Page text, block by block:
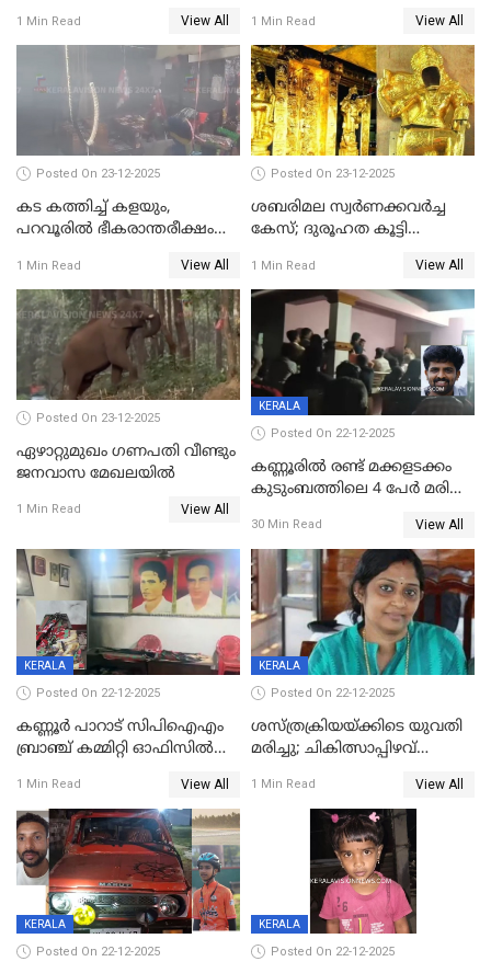
വേണ്ടിയുള്ള
പിടിവലിക്കിടയിൽ
അപ്പൂപ്പനെതിരെ പോക്സോ
കേസ് ഒടുവിൽ 4 ജീവനുകൾ
പൊലിഞ്ഞു
1 Min Read View All
മേയറാകില്ല
1 Min Read View All
Posted On 23-12-2025
കട കത്തിച്ച് കളയും,
പറവൂരില്‍ ഭീകരാന്തരീക്ഷം
1 Min Read View All
Posted On 23-12-2025
ശബരിമല സ്വര്‍ണക്കവര്‍ച്ച
കേസ്; ദുരൂഹത കൂട്ടി
1 Min Read View All
Posted On 23-12-2025
ഏഴാറ്റുമുഖം ഗണപതി വീണ്ടും
ജനവാസ മേഖലയിൽ
1 Min Read View All
KERALA
Posted On 22-12-2025
കണ്ണൂരിൽ രണ്ട് മക്കളടക്കം
കുടുംബത്തിലെ 4 പേർ മരിച്ച
30 Min Read View All
KERALA
Posted On 22-12-2025
കണ്ണൂർ പാറാട് സിപിഐഎം
ബ്രാഞ്ച് കമ്മിറ്റി ഓഫിസിൽ
ചിത്രങ്ങളടക്കം കത്തിയ
നിലയിൽ
1 Min Read View All
KERALA
Posted On 22-12-2025
ശസ്ത്രക്രിയയ്‌ക്കിടെ യുവതി
മരിച്ചു; ചികിത്സാപ്പിഴവ്
സംഭവം മാവേലിക്കരയിൽ
1 Min Read View All
KERALA
Posted On 22-12-2025
KERALA
Posted On 22-12-2025